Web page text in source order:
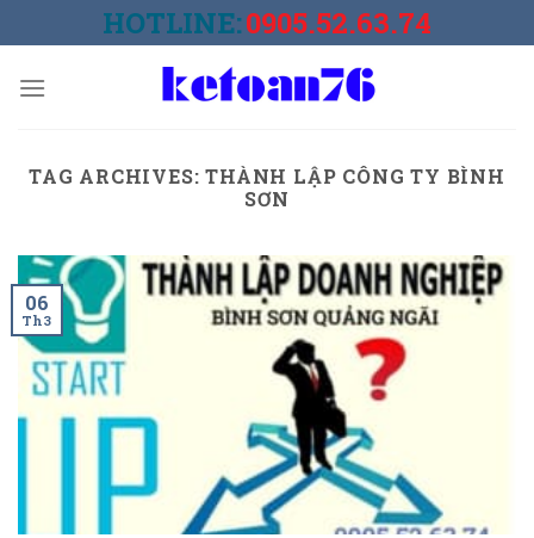
to
HOTLINE:0905.52.63.74
TAG ARCHIVES:THÀNH LẬP CÔNG TY BÌNH
SƠN
06
Th3